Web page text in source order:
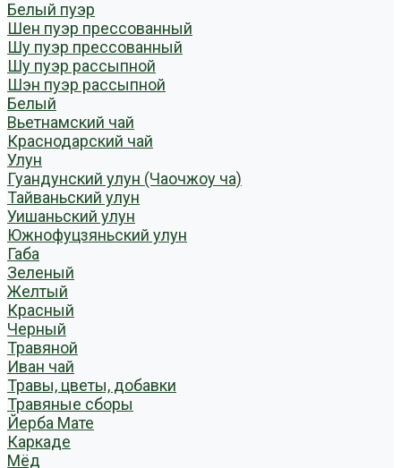
Белый пуэр
Шен пуэр прессованный
Шу пуэр прессованный
Шу пуэр рассыпной
Шэн пуэр рассыпной
Белый
Вьетнамский чай
Краснодарский чай
Улун
Гуандунский улун (Чаочжоу ча)
Тайваньский улун
Уишаньский улун
Южнофуцзяньский улун
Габа
Зеленый
Желтый
Красный
Черный
Травяной
Иван чай
Травы, цветы, добавки
Травяные сборы
Йерба Мате
Каркаде
Мёд